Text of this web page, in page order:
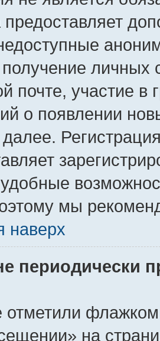
получение
почте, участие в
о появлении
мы
наверх
периодически
флажком
на